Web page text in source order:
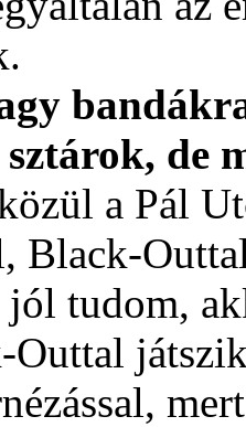
de
a Pál
Black-
jól tudom,
Outtal